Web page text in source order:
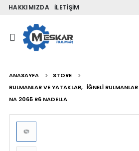
HAKKIMIZDA İLETIŞIM
ANASAYFA
STORE
RULMANLAR VE YATAKLAR, İĞNELI RULMANLAR
NA 2065 R6 NADELLA